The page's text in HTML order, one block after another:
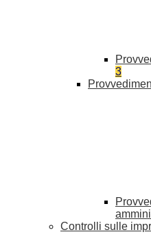
3
Controlli sulle